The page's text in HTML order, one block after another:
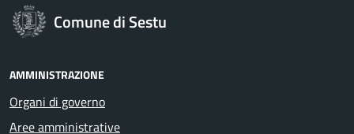
Comune di Sestu
AMMINISTRAZIONE
Organi di governo
Aree amministrative